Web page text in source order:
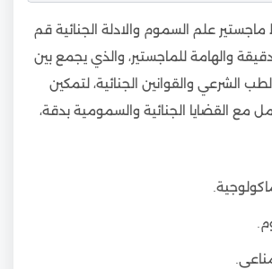
علم السموم والادلة الجنائية قم
والهامة للماجستير، والذي يجمع بين
الشرعي والقوانين الجنائية، لتمكين
مع القضايا الجنائية والسمومية بدقة،